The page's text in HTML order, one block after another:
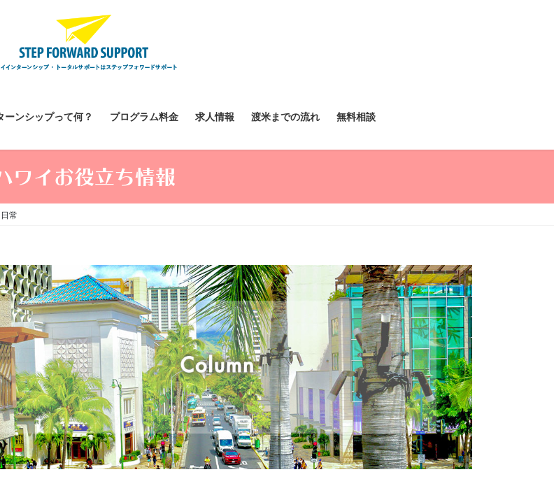
ーンシップって何？ プログラム料金 求人情報 渡米までの流れ 無料相談
ワイお役立ち情報
常